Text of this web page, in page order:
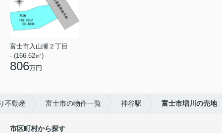
富士市入山瀬２丁目
- (166.62㎡)
806万円
不動産 富士市の物件一覧 神谷駅 富士市増川の売地
市区町村から探す